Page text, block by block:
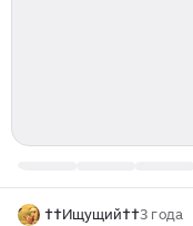
††Ищущий††3 года